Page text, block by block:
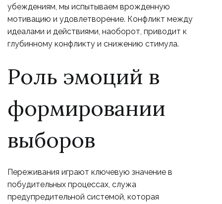
убеждениям, мы испытываем врожденную
мотивацию и удовлетворение. Конфликт между
идеалами и действиями, наоборот, приводит к
глубинному конфликту и снижению стимула.
Роль эмоций в
формировании
выборов
Переживания играют ключевую значение в
побудительных процессах, служа
предупредительной системой, которая